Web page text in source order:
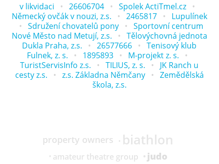
v likvidaci
26606704
Spolek ActiTmel.cz
Německý ovčák v nouzi, z.s.
2465817
Lupulínek
Sdružení chovatelů pony
Sportovní centrum
Nové Město nad Metují, z.s.
Tělovýchovná jednota
Dukla Praha, z.s.
26577666
Tenisový klub
Fulnek, z. s.
1895893
M-projekt z. s.
TuristServisInfo z.s.
TILIUS, z. s.
JK Ranch u
cesty z.s.
z.s. Základna Němčany
Zemědělská
škola, z.s.
property owners biathlon
amateur theatre group
judo